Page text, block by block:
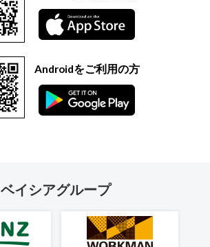
Androidをご利用の方
ベイシアグループ